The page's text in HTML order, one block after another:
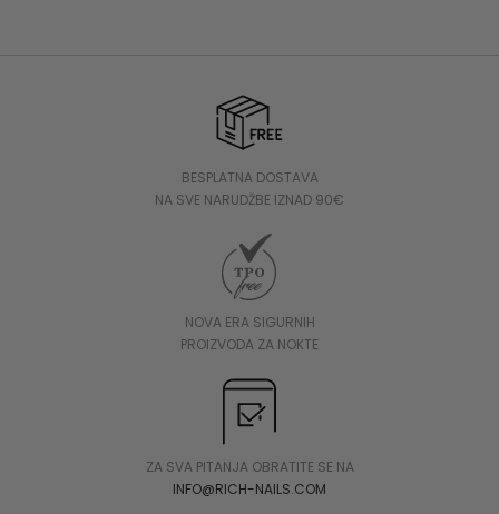
BESPLATNA DOSTAVA
NA SVE NARUDŽBE IZNAD 90€
NOVA ERA SIGURNIH
PROIZVODA ZA NOKTE
ZA SVA PITANJA OBRATITE SE NA
INFO@RICH-NAILS.COM